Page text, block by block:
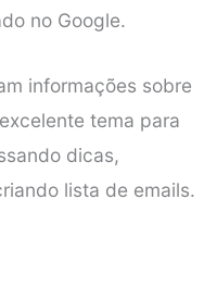
no Google.
informações sobre
tema para
dicas,
lista de emails.